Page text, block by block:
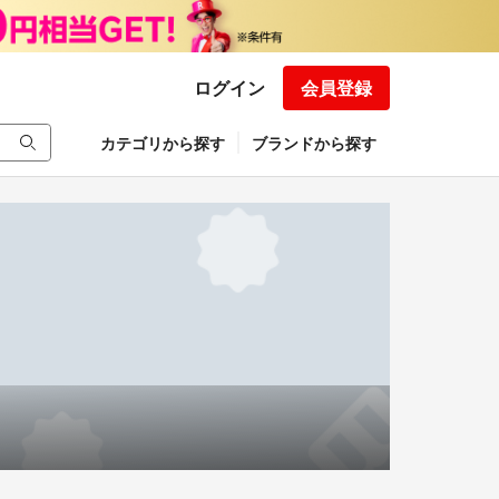
ログイン 会員登録
カテゴリから探す ブランドから探す